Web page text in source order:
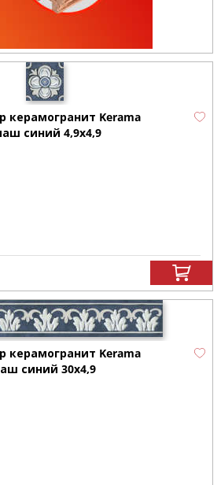
керамогранит Kerama
синий 4,9х4,9
керамогранит Kerama
синий 30х4,9